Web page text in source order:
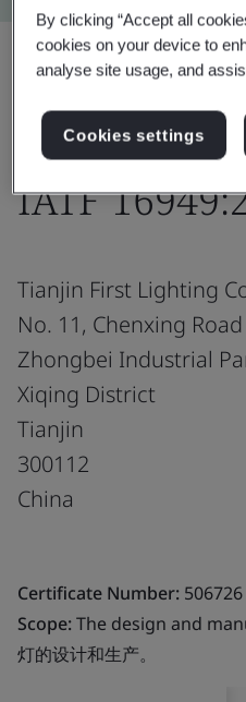
IATF
Tianjin First Lighting
No. 11, Chenxing Road
Zhongbei Industrial
Xiqing District
Tianjin
300112
China
Certificate Number: 506726
Scope:The design and
灯的设计和生产。
By clicking “Accept all
cookies on your device to
analyse site usage, and
Cookies settings